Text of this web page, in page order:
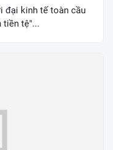
đại kinh tế toàn cầu
tiền tệ"...